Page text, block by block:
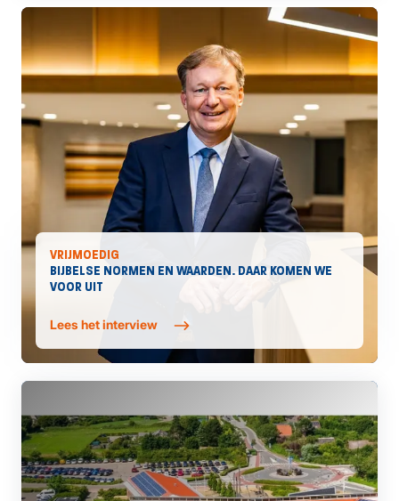
VRIJMOEDIG
BIJBELSE NORMEN EN WAARDEN. DAAR KOMEN WE
VOOR UIT
Lees het interview